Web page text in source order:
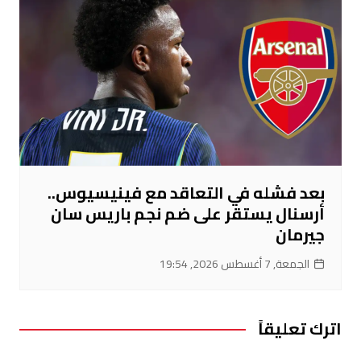
بعد فشله في التعاقد مع فينيسيوس..
أرسنال يستقر على ضم نجم باريس سان
جيرمان
الجمعة, 7 أغسطس 2026, 19:54
اترك تعليقاً